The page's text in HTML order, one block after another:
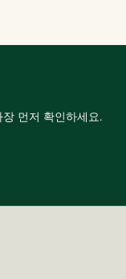
먼저 확인하세요.